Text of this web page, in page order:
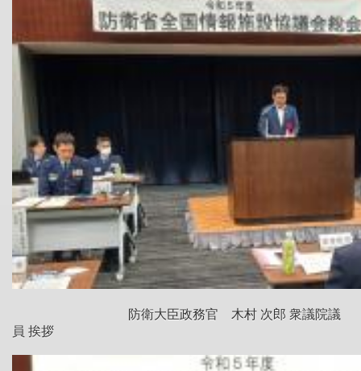
防衛大臣政務官 木村 次郎 衆議院議
員 挨拶